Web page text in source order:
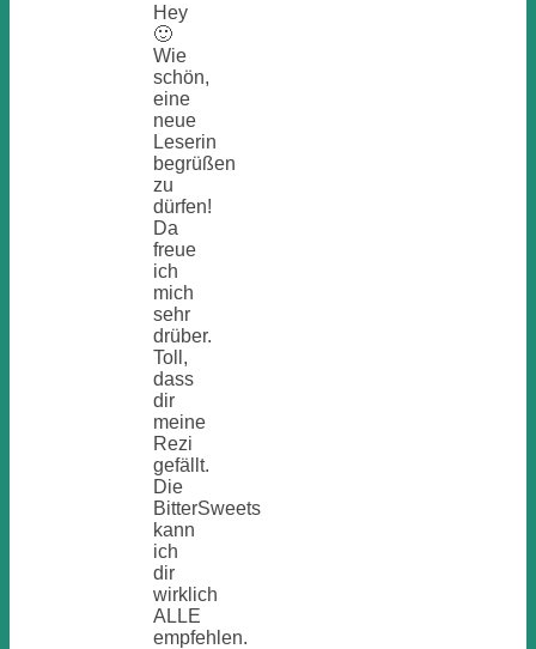
Hey
🙂
Wie
schön,
eine
neue
Leserin
begrüßen
zu
dürfen!
Da
freue
ich
mich
sehr
drüber.
Toll,
dass
dir
meine
Rezi
gefällt.
Die
BitterSweets
kann
ich
dir
wirklich
ALLE
empfehlen.